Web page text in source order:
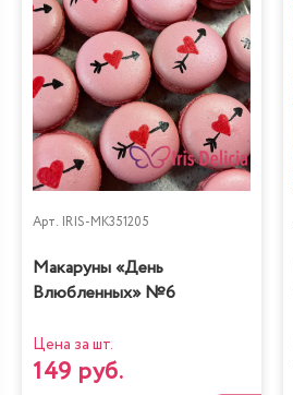
Арт. IRIS-MK351205
Макаруны «День
Влюбленных» №6
Цена за шт.
149 руб.